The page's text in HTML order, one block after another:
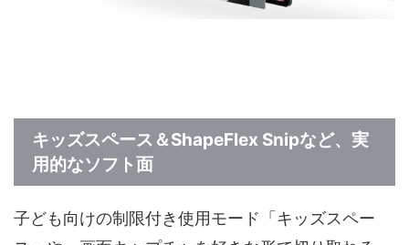
キッズスペース＆ShapeFlex Snipなど、実
用的なソフト面
子ども向けの制限付き使用モード「キッズスペー